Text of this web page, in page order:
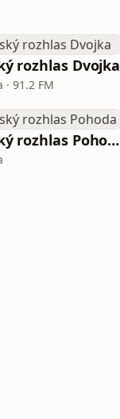
rozhlas Dvojka
· 91.2 FM
Český rozhlas Pohoda